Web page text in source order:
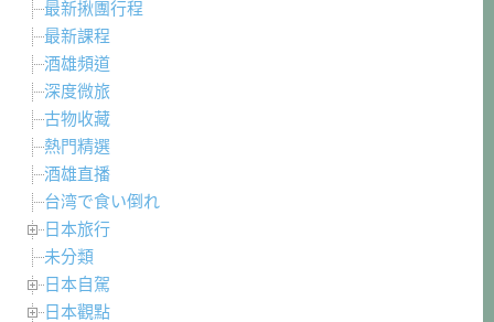
最新揪團行程
最新課程
酒雄頻道
深度微旅
古物收藏
熱門精選
酒雄直播
台湾で食い倒れ
日本旅行
未分類
日本自駕
日本觀點